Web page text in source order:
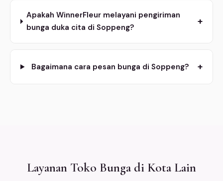
Apakah WinnerFleur melayani pengiriman
bunga duka cita di Soppeng?
+
Bagaimana cara pesan bunga di Soppeng? +
Layanan Toko Bunga di Kota Lain